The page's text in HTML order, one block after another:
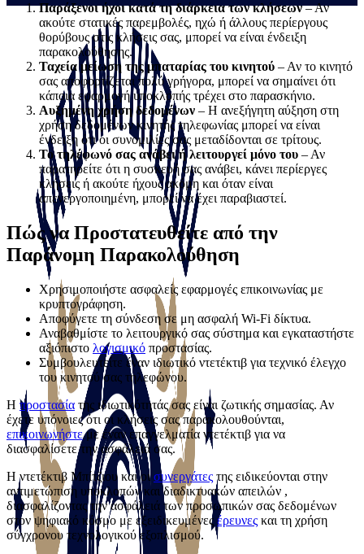
Παράξενοι ήχοι κατά τη διάρκεια των κλήσεων– Αν
ακούτε στατικές παρεμβολές, ηχώ ή άλλους περίεργους
θορύβους στις κλήσεις σας, μπορεί να είναι ένδειξη
παρακολούθησης.
Ταχεία μείωση της μπαταρίας του κινητού – Αν το κινητό
σας αποφορτίζεται πολύ γρήγορα, μπορεί να σημαίνει ότι
κάποια εφαρμογή υποκλοπής τρέχει στο παρασκήνιο.
Αυξημένη χρήση δεδομένων – Η ανεξήγητη αύξηση στη
χρήση δεδομένων κινητής τηλεφωνίας μπορεί να είναι
ένδειξη ότι οι συνομιλίες σας μεταδίδονται σε τρίτους.
Το τηλέφωνό σας ανάβει ή λειτουργεί μόνο του – Αν
παρατηρείτε ότι η συσκευή σας ανάβει, κάνει περίεργες
κλήσεις ή ακούτε ήχους ακόμη και όταν είναι
απενεργοποιημένη, μπορεί να έχει παραβιαστεί.
Πώς να Προστατευθείτε από την
Παράνομη Παρακολούθηση
Χρησιμοποιήστε ασφαλείς εφαρμογές επικοινωνίας με
κρυπτογράφηση.
Αποφύγετε τη σύνδεση σε μη ασφαλή Wi-Fi δίκτυα.
Αναβαθμίστε το λειτουργικό σας σύστημα και εγκαταστήστε
αξιόπιστο λογισμικό προστασίας.
Συμβουλευτείτε έναν ιδιωτικό ντετέκτιβ για τεχνικό έλεγχο
του κινητού σας τηλεφώνου.
Η προστασία της ιδιωτικότητάς σας είναι ζωτικής σημασίας. Αν
έχετε υπόνοιες ότι οι κλήσεις σας παρακολουθούνται,
επικοινωνήστεμε έναν επαγγελματία ντετέκτιβ για να
διασφαλίσετε την ασφάλειά σας.
Η ντετέκτιβ Μπίτζιου και οι συνεργάτες της ειδικεύονται στην
αντιμετώπιση υποκλοπών και διαδικτυακών απειλών ,
διασφαλίζοντας την ασφάλειά των προσωπικών σας δεδομένων
στον ψηφιακό κόσμο με εξειδικευμένες έρευνες και τη χρήση
σύγχρονου τεχνολογικού εξοπλισμού.